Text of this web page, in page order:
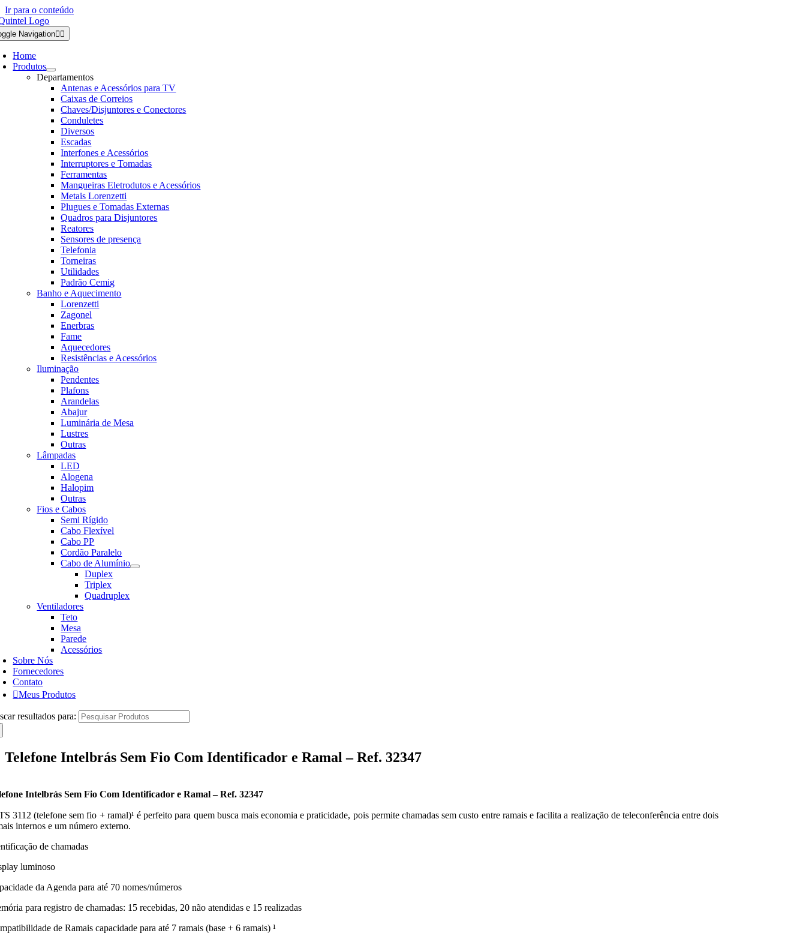
Ir para o conteúdo
Navigation
Home
Produtos
Departamentos
Antenas e Acessórios para TV
Caixas de Correios
Chaves/Disjuntores e Conectores
Conduletes
Diversos
Escadas
Interfones e Acessórios
Interruptores e Tomadas
Ferramentas
Mangueiras Eletrodutos e Acessórios
Metais Lorenzetti
Plugues e Tomadas Externas
Quadros para Disjuntores
Reatores
Sensores de presença
Telefonia
Torneiras
Utilidades
Padrão Cemig
Banho e Aquecimento
Lorenzetti
Zagonel
Enerbras
Fame
Aquecedores
Resistências e Acessórios
Iluminação
Pendentes
Plafons
Arandelas
Abajur
Luminária de Mesa
Lustres
Outras
Lâmpadas
LED
Alogena
Halopim
Outras
Fios e Cabos
Semi Rígido
Cabo Flexível
Cabo PP
Cordão Paralelo
Cabo de Alumínio
Duplex
Triplex
Quadruplex
Ventiladores
Teto
Mesa
Parede
Acessórios
Sobre Nós
Fornecedores
Contato
Meus Produtos
resultados para:
Telefone Intelbrás Sem Fio Com Identificador e Ramal – Ref. 32347
Intelbrás Sem Fio Com Identificador e Ramal – Ref. 32347
3112 (telefone sem fio + ramal)¹ é perfeito para quem busca mais economia e praticidade, pois permite chamadas sem custo entre ramais e facilita a realização de teleconferência entre dois
internos e um número externo.
de chamadas
luminoso
da Agenda para até 70 nomes/números
para registro de chamadas: 15 recebidas, 20 não atendidas e 15 realizadas
de Ramais capacidade para até 7 ramais (base + 6 ramais) ¹